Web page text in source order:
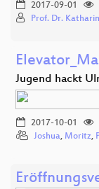
2017-09-01
Prof. Dr.
Jugend hackt
2017-10-01
Joshua, Moritz,